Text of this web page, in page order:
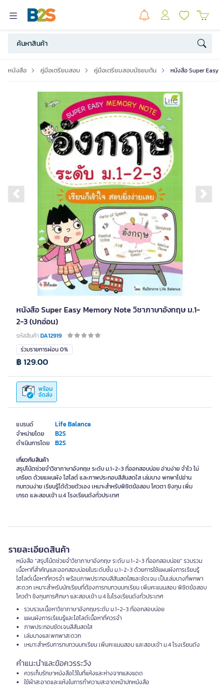
หนังสือ คู่มือเตรียมสอบ คู่มือเตรียมสอบมัธยมต้น หนังสือ Super
Previous slide
หนังสือ Super Easy Memory Note วิชาภาษาอังกฤษ ม.1-
2-3 (ปกอ่อน)
รหัสสินค้าDA12919
แบรนด์ Life Balance
จำหน่ายโดย B2S
ดำเนินการโดย B2S
ร่วมรายการผ่อน 0%
พร้อม
จัดส่ง
฿ 129.00
เกี่ยวกับสินค้า
สรุปโน้ตช่วยจำวิชาภาษาอังกฤษ ระดับ ม.1-2-3 ที่ออกสอบบ่อย อ่านง่าย จำไว ไม่
เครียด ด้วยแผนผัง ไฮไลต์ และภาพประกอบสีสันสดใส เล่มบาง พกพาไปอ่าน
ทบทวนง่าย เรียนรู้ได้ด้วยตัวเอง เหมาะสำหรับพิชิตข้อสอบ โควตา ชิงทุน เพิ่ม
เกรด และสอบเข้า ม.4 โรงเรียนดังทั่วประเทศ
รายละเอียดสินค้า
หนังสือ "สรุปโน้ตช่วยจำวิชาภาษาอังกฤษ ระดับ ม.1-2-3 ที่ออกสอบบ่อย" รวบรวม
เนื้อหาที่สำคัญและออกสอบบ่อยในระดับชั้น ม.1-2-3 ด้วยการใช้แผนผังการเรียนรู้
ไฮไลต์เนื้อหาที่ควรจำ พร้อมภาพประกอบสีสันสดใสและชัดเจน เป็นเล่มบางที่พกพา
สะดวก เหมาะสำหรับนักเรียนที่ต้องการทบทวนบทเรียน เพิ่มคะแนนสอบ พิชิตข้อสอบ
โควต้า ชิงทุนการศึกษา และสอบเข้า ม.4 ในโรงเรียนดังทั่วประเทศ
รวบรวมเนื้อหาวิชาภาษาอังกฤษระดับ ม.1-2-3 ที่ออกสอบบ่อย
แผนผังการเรียนรู้และไฮไลต์เนื้อหาที่ควรจำ
ภาพประกอบชัดเจนสีสันสดใส
เล่มบางและพกพาสะดวก
เหมาะสำหรับการทบทวนบทเรียน เพิ่มคะแนนสอบ และสอบเข้า ม.4 โรงเรียนดัง
คำแนะนำและข้อควรระวัง
ควรเก็บรักษาหนังสือไว้ในที่แห้งและห่างจากแสงแดด
ใช้ผ้าสะอาดและแห้งในการทำความสะอาดหน้าปกหนังสือ